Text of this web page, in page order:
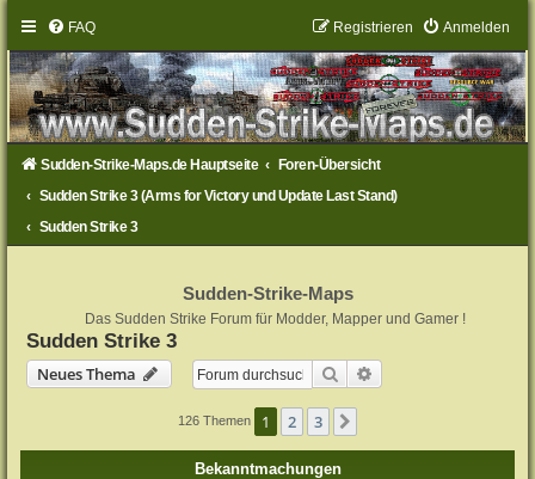
FAQ Anmelden
Registrieren
Sudden-Strike-Maps.de Hauptseite
Foren-Übersicht
Sudden Strike 3 (Arms for Victory und Update Last Stand)
Sudden Strike 3
Sudden-Strike-Maps
Das Sudden Strike Forum für Modder, Mapper und Gamer !
Sudden Strike 3
Neues Thema
Suche
126 Themen 1 2 3
Bekanntmachungen